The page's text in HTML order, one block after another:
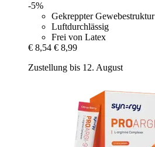
-5%
Gekreppter Gewebestruktur
Luftdurchlässig
Frei von Latex
€ 8,54 € 8,99
Zustellung bis 12. August